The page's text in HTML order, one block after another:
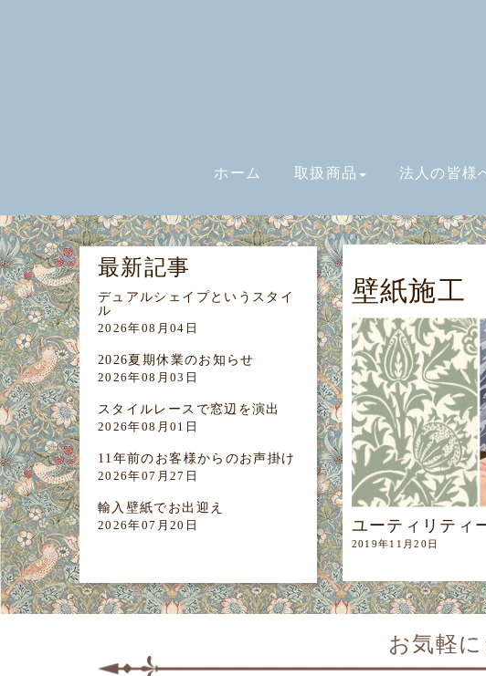
ホーム 取扱商品 法人の皆様
壁紙施工
ユーティリティ
2019年11月20日
最新記事
デュアルシェイプというスタイ
ル
2026年08月04日
2026夏期休業のお知らせ
2026年08月03日
スタイルレースで窓辺を演出
2026年08月01日
11年前のお客様からのお声掛け
2026年07月27日
輸入壁紙でお出迎え
2026年07月20日
お気軽